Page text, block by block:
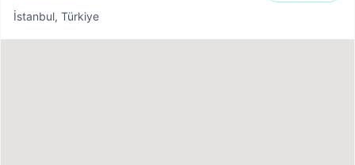
İstanbul, Türkiye